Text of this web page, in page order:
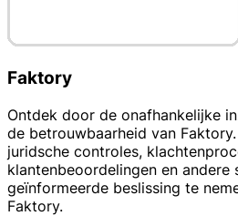
Faktory
Ontdek door de onafhankelijke
de betrouwbaarheid van
juridsche controles,
klantenbeoordelingen en andere
geïnformeerde beslissing te
Faktory.